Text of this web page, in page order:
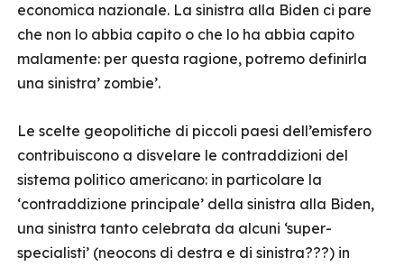
economica nazionale. La sinistra alla Biden ci pare
che non lo abbia capito o che lo ha abbia capito
malamente: per questa ragione, potremo definirla
una sinistra’ zombie’.
Le scelte geopolitiche di piccoli paesi dell’emisfero
contribuiscono a disvelare le contraddizioni del
sistema politico americano: in particolare la
‘contraddizione principale’ della sinistra alla Biden,
una sinistra tanto celebrata da alcuni ‘super-
specialisti’ (neocons di destra e di sinistra???) in